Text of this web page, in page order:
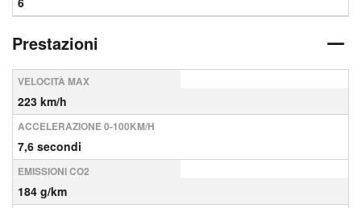
Prestazioni
VELOCITÀ MAX
223 km/h
ACCELERAZIONE 0-100KM/H
7,6 secondi
EMISSIONI CO2
184 g/km